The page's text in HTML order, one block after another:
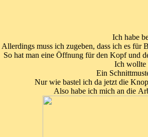
Ich habe
Allerdings muss ich zugeben, dass ich es
So hat man eine Öffnung für den Kopf und
Ich wollte
Ein
Nur wie bastel ich da jetzt die
Also habe ich mich an die